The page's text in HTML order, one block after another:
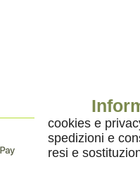
cookies e
spedizioni e
resi e